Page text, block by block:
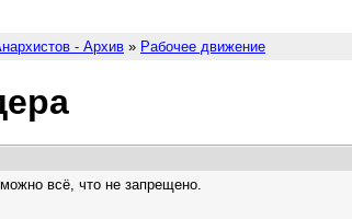
- Архив » Рабочее движение
всё, что не запрещено.